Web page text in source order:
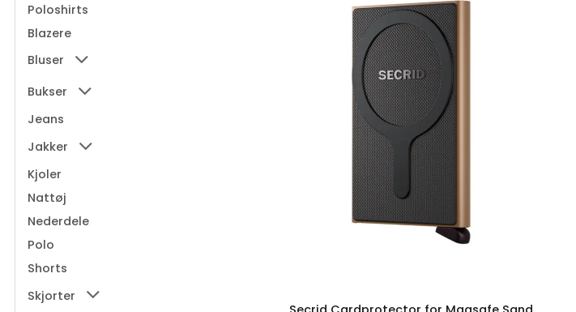
Poloshirts
Blazere
Bluser
Bukser
Jeans
Jakker
Kjoler
Nattøj
Nederdele
Polo
Shorts
Skjorter